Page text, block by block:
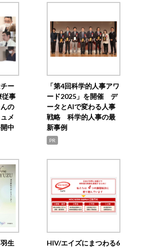
ー
事
の
メ
中
「第4回科学的人事アワ
ード2025」を開催 デ
ータとAIで変わる人事
戦略 科学的人事の最
新事例
PR
生
HIV/エイズにまつわる6